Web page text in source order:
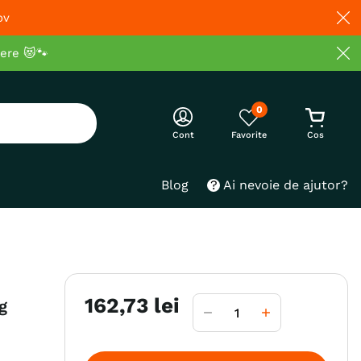
😻🐾
Cont
0
Blog Ai nevoie de ajutor?
162,73 lei